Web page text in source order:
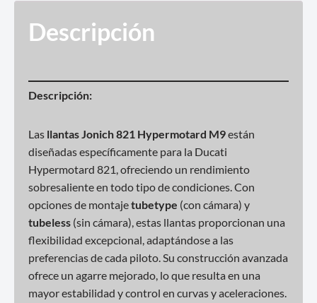
Descripción
Descripción:
Las llantas Jonich 821 Hypermotard M9están
diseñadas específicamente para la Ducati
Hypermotard 821, ofreciendo un rendimiento
sobresaliente en todo tipo de condiciones. Con
opciones de montajetubetype (con cámara) y
tubeless (sin cámara), estas llantas proporcionan una
flexibilidad excepcional, adaptándose a las
preferencias de cada piloto. Su construcción avanzada
ofrece un agarre mejorado, lo que resulta en una
mayor estabilidad y control en curvas y aceleraciones.